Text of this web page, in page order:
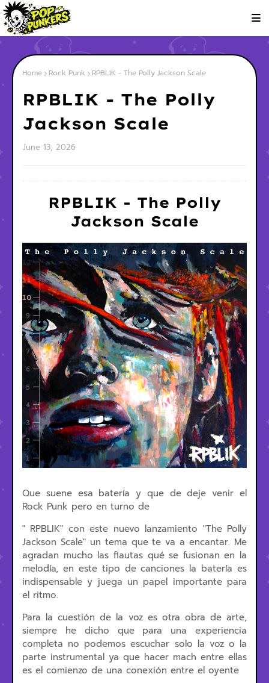
Home Rock Punk RPBLIK - The Polly Jackson Scale
RPBLIK - The Polly
Jackson Scale
June 13, 2026
RPBLIK - The Polly
Jackson Scale
Que suene esa batería y que de deje venir el
Rock Punk pero en turno de
" RPBLIK" con este nuevo lanzamiento "The Polly
Jackson Scale" un tema que te va a encantar. Me
agradan mucho las flautas qué se fusionan en la
melodía, en este tipo de canciones la batería es
indispensable y juega un papel importante para
el ritmo.
Para la cuestión de la voz es otra obra de arte,
siempre he dicho que para una experiencia
completa no podemos escuchar solo la voz o la
parte instrumental ya que hacer mach entre ellas
es el comienzo de una conexión entre el oyente